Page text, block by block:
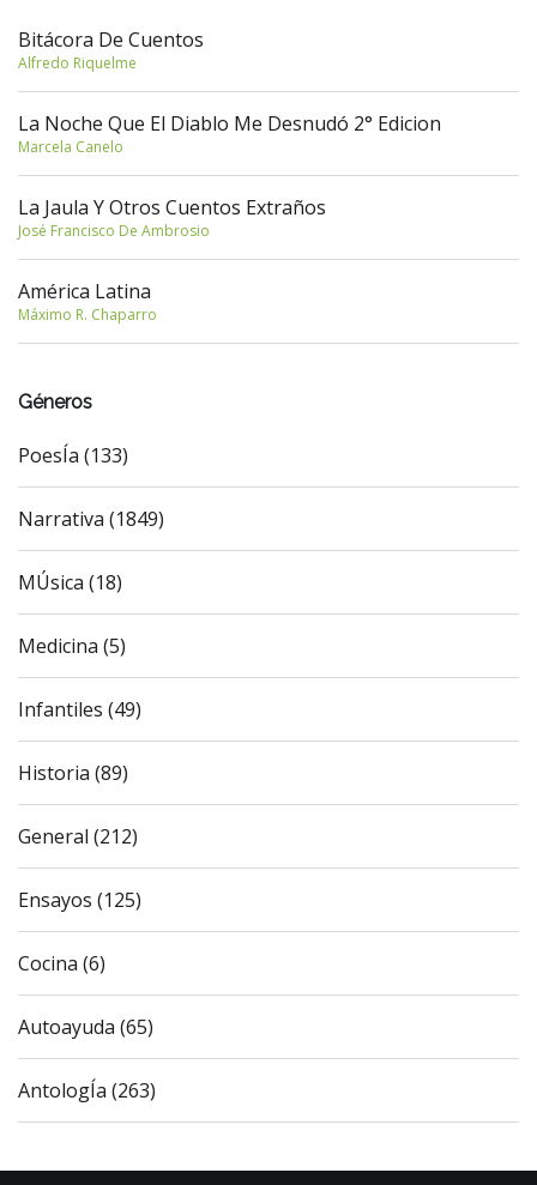
Bitácora De Cuentos
Alfredo Riquelme
La Noche Que El Diablo Me Desnudó 2° Edicion
Marcela Canelo
La Jaula Y Otros Cuentos Extraños
José Francisco De Ambrosio
América Latina
Máximo R. Chaparro
Géneros
PoesÍa (133)
Narrativa (1849)
MÚsica (18)
Medicina (5)
Infantiles (49)
Historia (89)
General (212)
Ensayos (125)
Cocina (6)
Autoayuda (65)
AntologÍa (263)